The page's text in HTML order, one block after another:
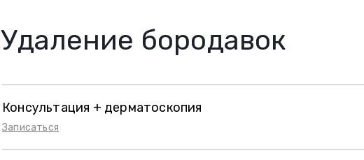
Удаление бородавок
Консультация + дерматоскопия
Записаться